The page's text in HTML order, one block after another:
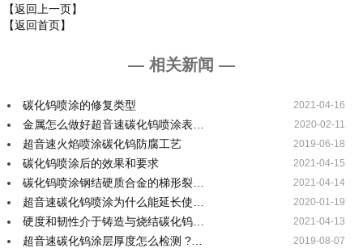
【返回上一页】
【返回首页】
— 相关新闻 —
碳化钨喷涂的修复类型 2021-04-16
金属怎么做好超音速碳化钨喷涂表… 2020-02-11
超音速火焰喷涂碳化钨防腐工艺 2019-06-18
碳化钨喷涂后的效果和要求 2021-04-15
碳化钨喷涂钢结硬质合金的梯形裂… 2021-04-14
超音速碳化钨喷涂为什么能延长使… 2020-01-19
硬度和韧性介于铸造与烧结碳化钨… 2021-04-13
超音速碳化钨涂层厚度怎么检测 ?… 2019-08-07